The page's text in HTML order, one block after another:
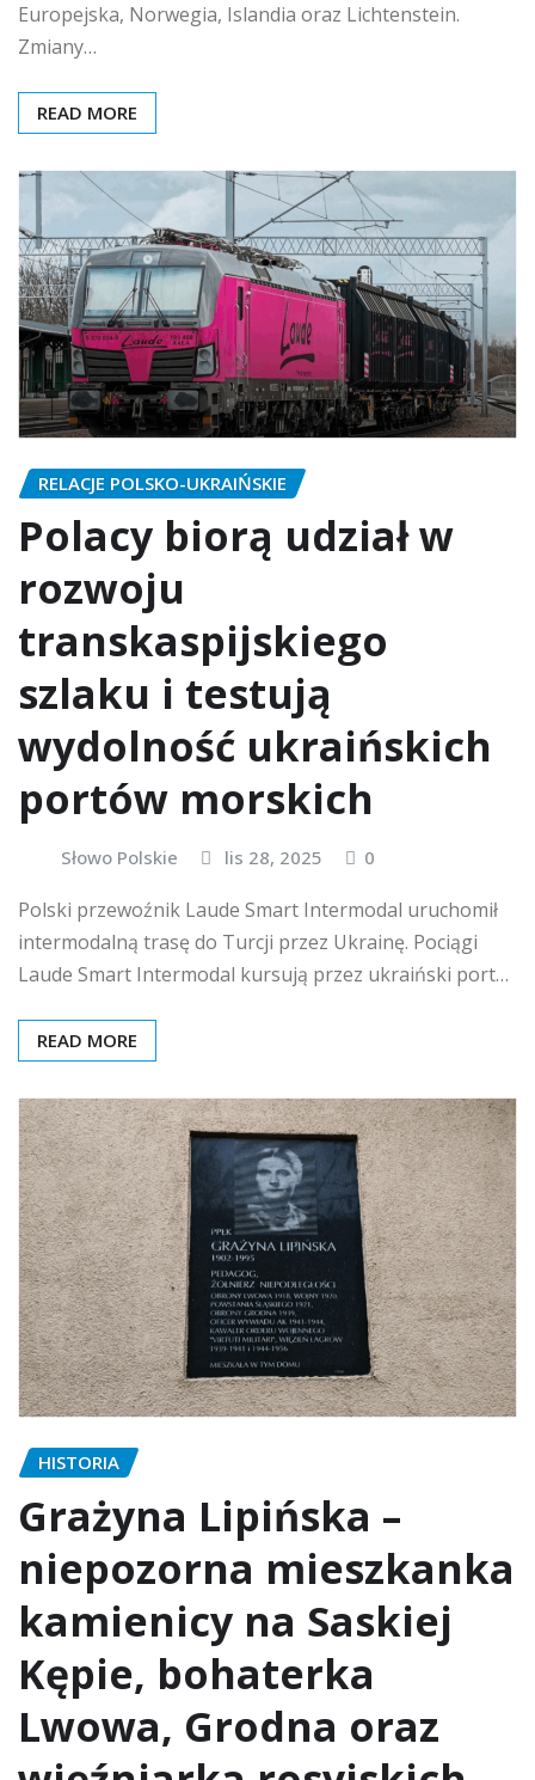
Europejska, Norwegia, Islandia oraz Lichtenstein.
Zmiany…
READ MORE
RELACJE POLSKO-UKRAIŃSKIE
Polacy biorą udział w
rozwoju
transkaspijskiego
szlaku i testują
wydolność ukraińskich
portów morskich
Słowo Polskie lis 28, 2025 0
Polski przewoźnik Laude Smart Intermodal uruchomił
intermodalną trasę do Turcji przez Ukrainę. Pociągi
Laude Smart Intermodal kursują przez ukraiński port…
READ MORE
HISTORIA
Grażyna Lipińska –
niepozorna mieszkanka
kamienicy na Saskiej
Kępie, bohaterka
Lwowa, Grodna oraz